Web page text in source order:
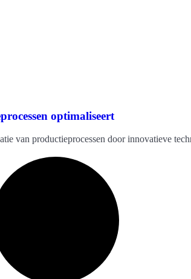
optimaliseert
van productieprocessen door innovatieve